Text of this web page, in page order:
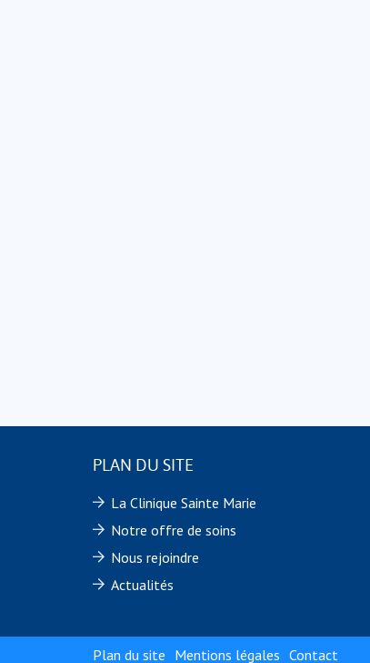
PLAN DU SITE
La Clinique Sainte Marie
Notre offre de soins
Nous rejoindre
Actualités
Plan du site Mentions légales Contact